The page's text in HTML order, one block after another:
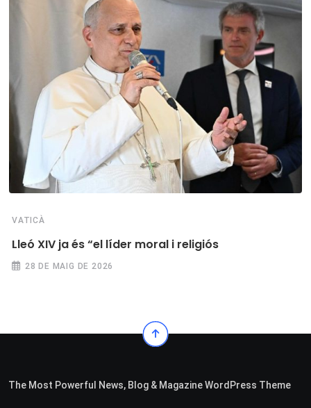
VATICÀ
Lleó XIV ja és “el líder moral i religiós
28 DE MAIG DE 2026
The Most Powerful News, Blog & Magazine WordPress Theme